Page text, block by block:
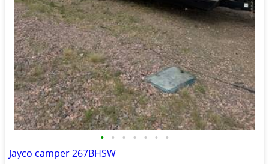
• • • • • • •
Jayco camper 267BHSW